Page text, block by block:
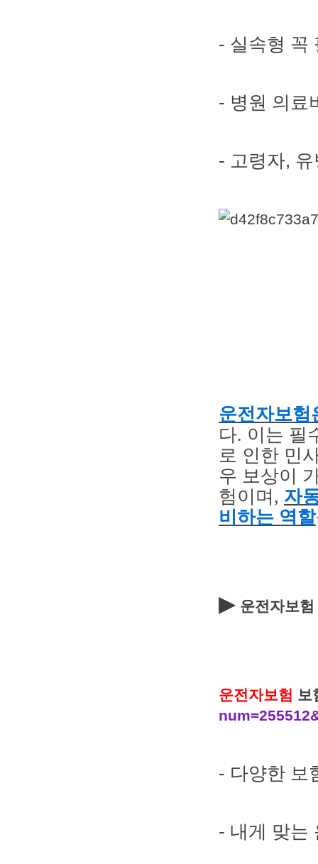
- 실속형 꼭
- 병원 의료
- 고령자,
운전자보험
다. 이는 필
로 인한 민
우 보상이
험이며, 자
비하는 역할
▶ 운전자보
운전자보험 보
- 다양한 보
- 내게 맞는